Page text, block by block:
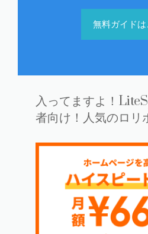
無料ガイドは
入ってますよ！
者向け！人気のロリ